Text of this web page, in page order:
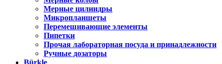
Мерные цилиндры
Микропланшеты
Перемешивающие элементы
Пипетки
Прочая лабораторная посуда и принадлежности
Ручные дозаторы
Bürkle